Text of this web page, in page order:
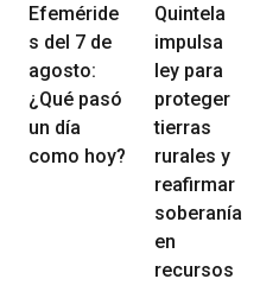
Efeméride
s del 7 de
agosto:
¿Qué pasó
un día
como hoy?
Quintela
impulsa
ley para
proteger
tierras
rurales y
reafirmar
soberanía
en
recursos